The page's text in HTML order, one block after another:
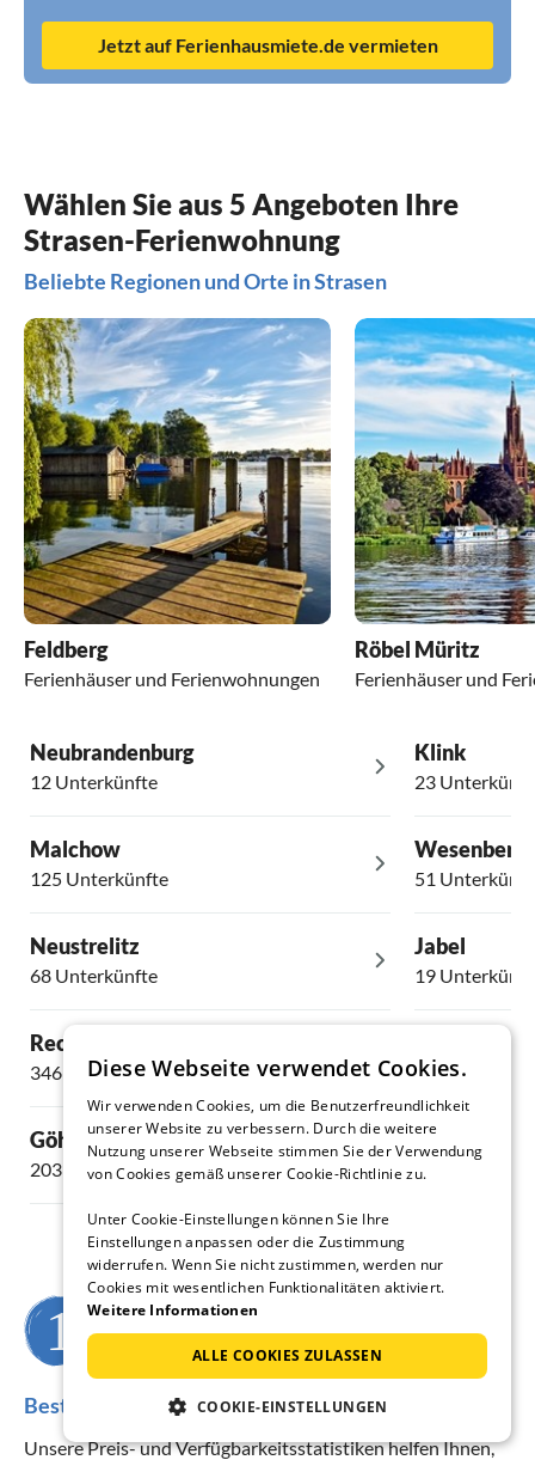
Jetzt auf Ferienhausmiete.de vermieten
Wählen Sie aus 5 Angeboten Ihre
Strasen-Ferienwohnung
Beliebte Regionen und Orte in Strasen
Feldberg
Ferienhäuser und Ferienwohnungen
Röbel Müritz
Ferienhäuser und
Neubrandenburg
12 Unterkünfte
Malchow
125 Unterkünfte
Neustrelitz
68 Unterkünfte
Rechlin
346 Unterkünfte
Göhren-Lebbin
203 Unterkünfte
Klink
23
Wesenberg
51
Jabel
19
24
Schwarz
24
Wann möchten Sie verreisen?
Beste Reisezeit für die Region Strasen
Unsere Preis- und Verfügbarkeitsstatistiken helfen Ihnen,
Diese Webseite verwendet Cookies.
Wir verwenden Cookies, um die Benutzerfreundlichkeit
unserer Website zu verbessern. Durch die weitere
Nutzung unserer Webseite stimmen Sie der Verwendung
von Cookies gemäß unserer Cookie-Richtlinie zu.
Unter Cookie-Einstellungen können Sie Ihre
Einstellungen anpassen oder die Zustimmung
widerrufen. Wenn Sie nicht zustimmen, werden nur
Cookies mit wesentlichen Funktionalitäten aktiviert.
Weitere Informationen
ALLE COOKIES ZULASSEN
COOKIE-EINSTELLUNGEN